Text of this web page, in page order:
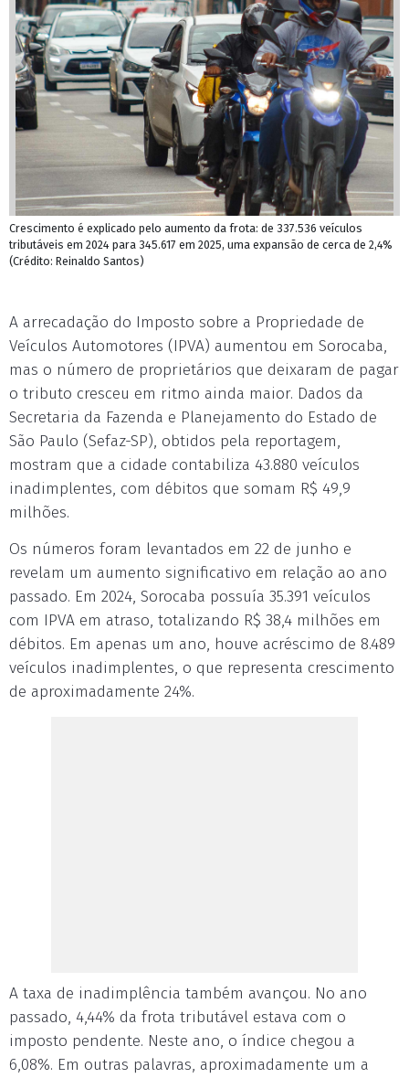
Crescimento é explicado pelo aumento da frota: de 337.536 veículos
tributáveis em 2024 para 345.617 em 2025, uma expansão de cerca de 2,4%
(Crédito: Reinaldo Santos)
A arrecadação do Imposto sobre a Propriedade de
Veículos Automotores (IPVA) aumentou em Sorocaba,
mas o número de proprietários que deixaram de pagar
o tributo cresceu em ritmo ainda maior. Dados da
Secretaria da Fazenda e Planejamento do Estado de
São Paulo (Sefaz-SP), obtidos pela reportagem,
mostram que a cidade contabiliza 43.880 veículos
inadimplentes, com débitos que somam R$ 49,9
milhões.
Os números foram levantados em 22 de junho e
revelam um aumento significativo em relação ao ano
passado. Em 2024, Sorocaba possuía 35.391 veículos
com IPVA em atraso, totalizando R$ 38,4 milhões em
débitos. Em apenas um ano, houve acréscimo de 8.489
veículos inadimplentes, o que representa crescimento
de aproximadamente 24%.
A taxa de inadimplência também avançou. No ano
passado, 4,44% da frota tributável estava com o
imposto pendente. Neste ano, o índice chegou a
6,08%. Em outras palavras, aproximadamente um a